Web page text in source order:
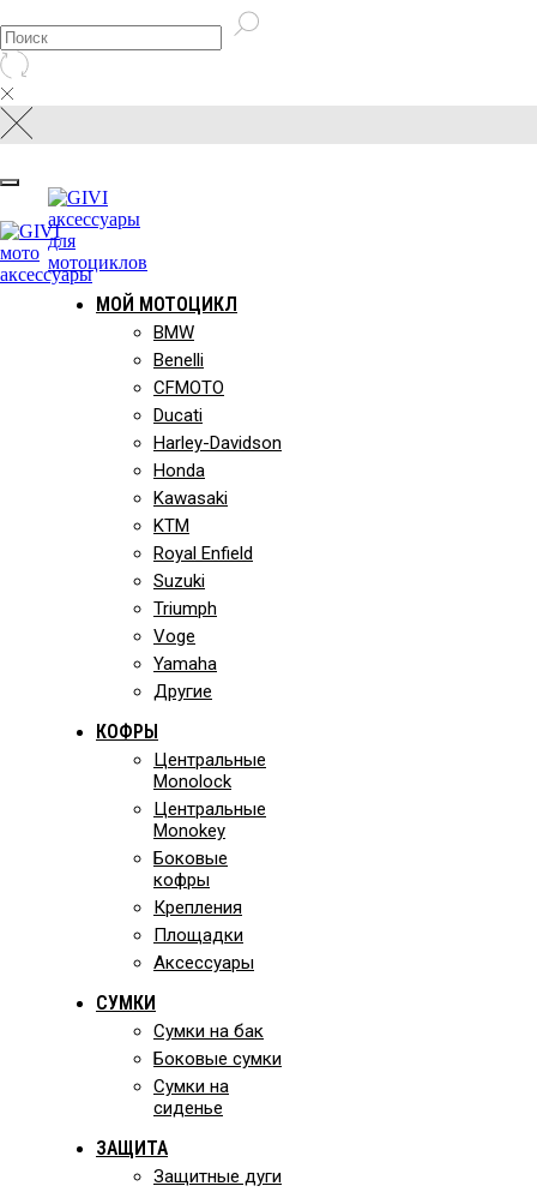
МОЙ МОТОЦИКЛ
BMW
Benelli
CFMOTO
Ducati
Harley-Davidson
Honda
Kawasaki
KTM
Royal Enfield
Suzuki
Triumph
Voge
Yamaha
Другие
КОФРЫ
Центральные
Monolock
Центральные
Monokey
Боковые
кофры
Крепления
Площадки
Аксессуары
СУМКИ
Сумки на бак
Боковые сумки
Сумки на
сиденье
ЗАЩИТА
Защитные дуги